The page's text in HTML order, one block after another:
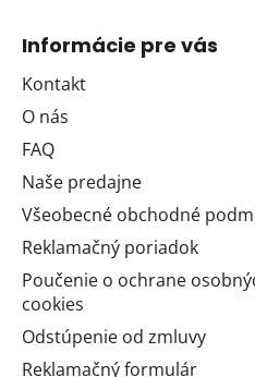
Informácie pre vás
Kontakt
O nás
FAQ
Naše predajne
Všeobecné obchodné
Reklamačný poriadok
Poučenie o ochrane
cookies
Odstúpenie od zmluvy
Reklamačný formulár